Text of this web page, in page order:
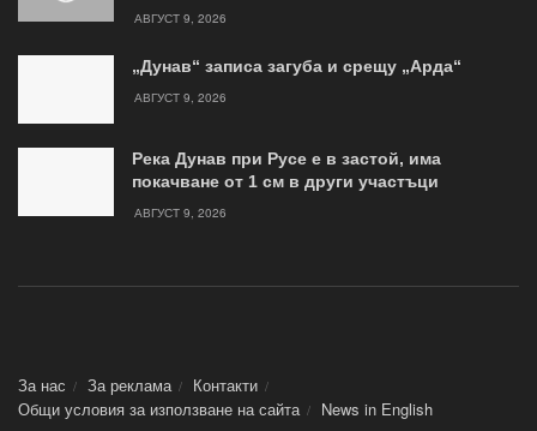
АВГУСТ 9, 2026
„Дунав“ записа загуба и срещу „Арда“
АВГУСТ 9, 2026
Река Дунав при Русе е в застой, има
покачване от 1 см в други участъци
АВГУСТ 9, 2026
За нас За реклама
Контакти
Общи условия за използване на сайта
News in Еnglish